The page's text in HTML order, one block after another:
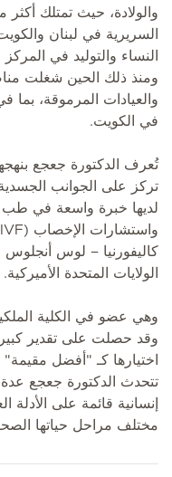
والولادة، حيث تمتلك
السريرية في لبنان
النساء والتوليد في
ومنذ ذلك الحين شغلت
والعيادات المرموقة،
في الكويت.
تُعرف الدكتورة جعجع
تركز على الجوانب الجسدية
لديها خبرة واسعة في طب
الولايات المتحدة الأميركية.
وقد حصلت على تقدير
اختيارها كـ "أفضل
تتحدث الدكتورة جعجع
إنسانية قائمة على
مختلف مراحل حياتها